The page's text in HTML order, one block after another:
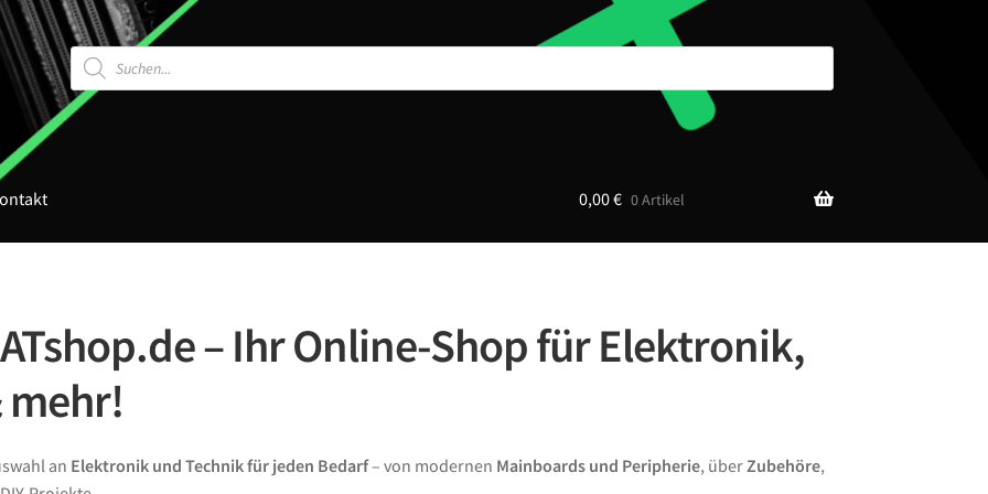
Products
search
0,00€ 0 Artikel
– Ihr Online-Shop für Elektronik,
mehr!
an Elektronik und Technik für jeden Bedarf– von modernen Mainboards und Peripherie, überZubehöre,